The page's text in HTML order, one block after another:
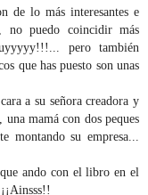
de lo más interesantes e
no puedo coincidir más
pero también
que has puesto son unas
a su señora creadora y
mamá con dos peques
su empresa...
ando con el libro en el